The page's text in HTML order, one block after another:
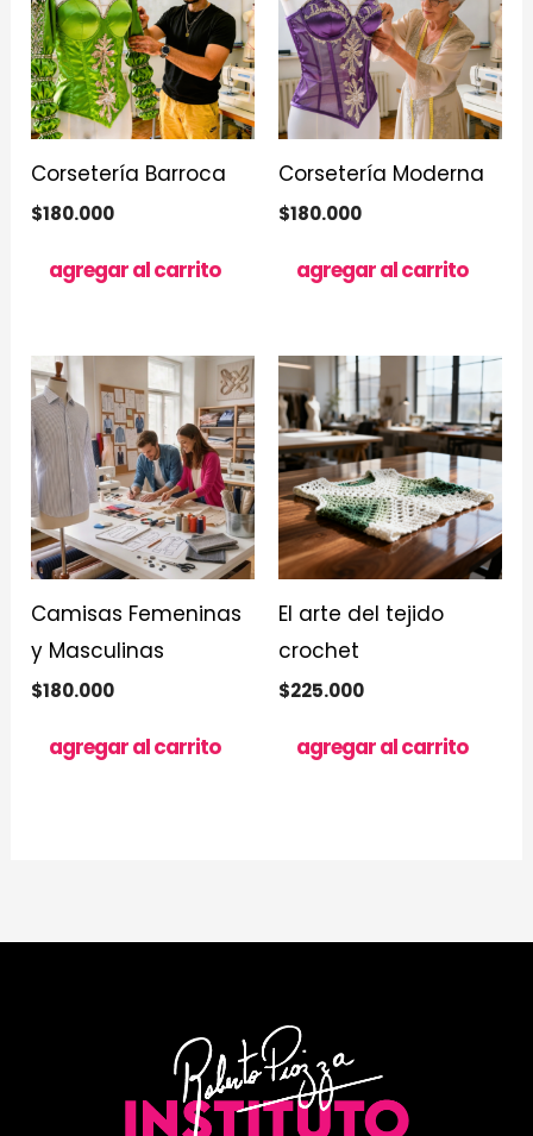
Corsetería Barroca
$180.000
agregar al carrito
Corsetería Moderna
$180.000
agregar al carrito
Camisas Femeninas
y Masculinas
$180.000
agregar al carrito
El arte del tejido
crochet
$225.000
agregar al carrito